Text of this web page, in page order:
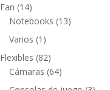
Fan 1414
productos
Notebooks 1313
Varios 1 1
producto
Flexibles 8282
productos
Cámaras 6464
productos